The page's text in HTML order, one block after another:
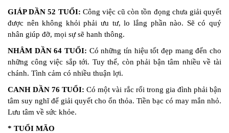
GIÁP DẦN 52 TUỔI: Công việc cũ còn tồn đọng chưa giải quyết
được nên không khỏi phải ưu tư, lo lắng phần nào. Sẽ có quý
nhân giúp đỡ, mọi sự sẽ hanh thông.
NHÂM DẦN 64 TUỔI: Có những tín hiệu tốt đẹp mang đến cho
những công việc sắp tới. Tuy thế, còn phải bận tâm nhiều về tài
chánh. Tình cảm có nhiều thuận lợi.
CANH DẦN 76 TUỔI:Có một vài rắc rối trong gia đình phải bận
tâm suy nghĩ để giải quyết cho ổn thỏa. Tiền bạc có may mắn nhỏ.
Lưu tâm về sức khỏe.
* TUỔI MÃO